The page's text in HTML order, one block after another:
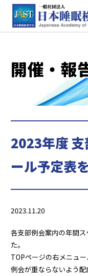
開催・報
2023年度
ール予定表
2023.11.20
各支部例会案内の年間
た。
TOPページの右メニュー
例会が重ならないよう